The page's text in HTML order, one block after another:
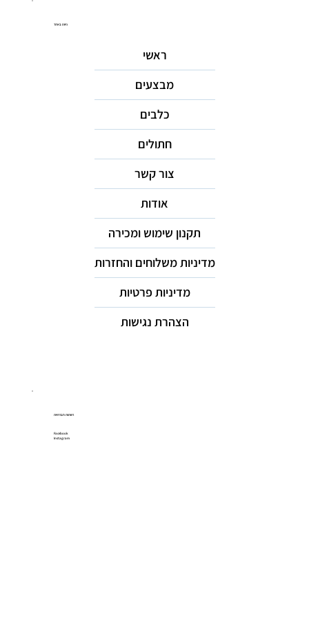
ניווט באתר
ראשי
מבצעים
כלבים
חתולים
צור קשר
אודות
תקנון שימוש ומכירה
מדיניות משלוחים והחזרות
מדיניות פרטיות
הצהרת נגישות
רשתות חברתיות
Facebook
Instagram